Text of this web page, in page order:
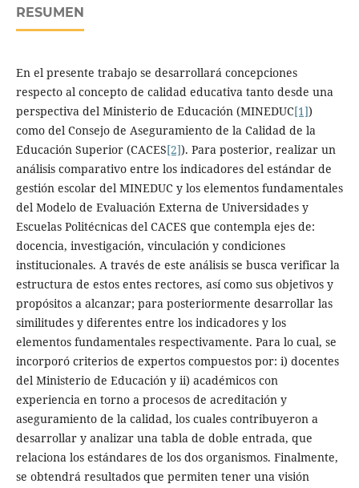
RESUMEN
En el presente trabajo se desarrollará concepciones
respecto al concepto de calidad educativa tanto desde una
perspectiva del Ministerio de Educación (MINEDUC[1])
como del Consejo de Aseguramiento de la Calidad de la
Educación Superior (CACES[2]). Para posterior, realizar un
análisis comparativo entre los indicadores del estándar de
gestión escolar del MINEDUC y los elementos fundamentales
del Modelo de Evaluación Externa de Universidades y
Escuelas Politécnicas del CACES que contempla ejes de:
docencia, investigación, vinculación y condiciones
institucionales. A través de este análisis se busca verificar la
estructura de estos entes rectores, así como sus objetivos y
propósitos a alcanzar; para posteriormente desarrollar las
similitudes y diferentes entre los indicadores y los
elementos fundamentales respectivamente. Para lo cual, se
incorporó criterios de expertos compuestos por: i) docentes
del Ministerio de Educación y ii) académicos con
experiencia en torno a procesos de acreditación y
aseguramiento de la calidad, los cuales contribuyeron a
desarrollar y analizar una tabla de doble entrada, que
relaciona los estándares de los dos organismos. Finalmente,
se obtendrá resultados que permiten tener una visión